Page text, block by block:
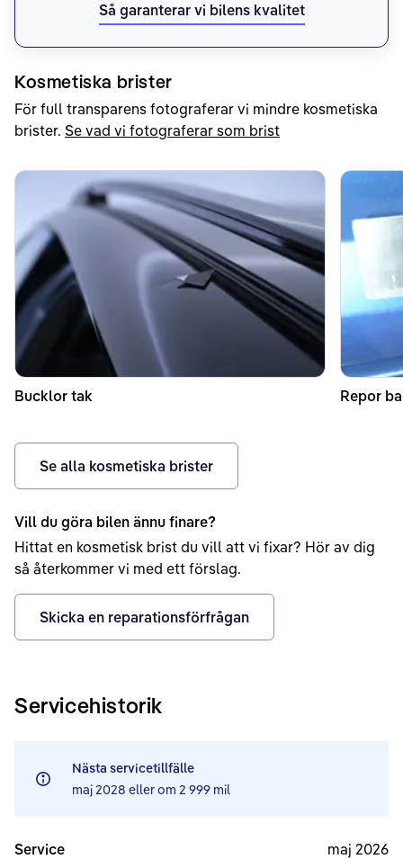
Så garanterar vi bilens kvalitet
Kosmetiska brister
För full transparens fotograferar vi mindre kosmetiska
brister. Se vad vi fotograferar som brist
Bucklor tak Repor
Se alla kosmetiska brister
Vill du göra bilen ännu finare?
Hittat en kosmetisk brist du vill att vi fixar? Hör av dig
så återkommer vi med ett förslag.
Skicka en reparationsförfrågan
Servicehistorik
Nästa servicetillfälle
maj 2028 eller om 2 999 mil
Service
maj 2026